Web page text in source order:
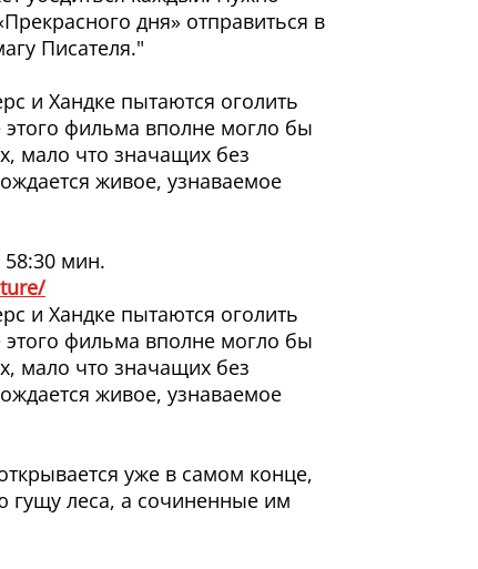
дня» отправиться в
Писателя."
и Хандке пытаются оголить
этого фильма вполне могло бы
мало что значащих без
живое, узнаваемое
мин.
и Хандке пытаются оголить
этого фильма вполне могло бы
мало что значащих без
живое, узнаваемое
уже в самом конце,
гущу леса, а сочиненные им